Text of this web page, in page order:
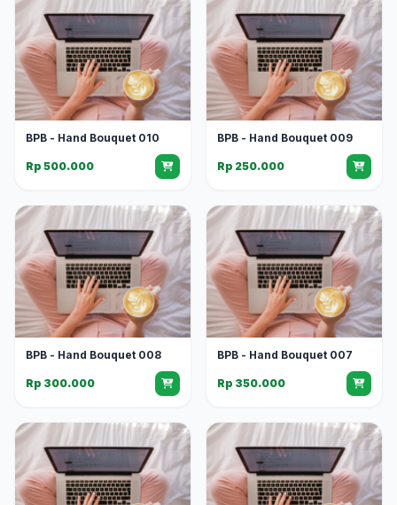
BPB - Hand Bouquet 010
Rp 500.000
BPB - Hand Bouquet 009
Rp 250.000
BPB - Hand Bouquet 008
Rp 300.000
BPB - Hand Bouquet 007
Rp 350.000